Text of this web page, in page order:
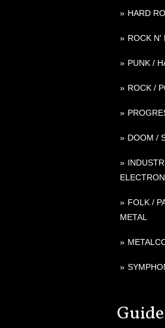
HARD
ROCK N'
PUNK /
ROCK /
DOOM /
FOLK /
METAL
Guide